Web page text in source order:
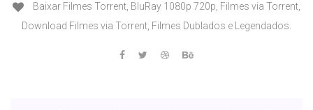
Baixar Filmes Torrent, BluRay 1080p 720p, Filmes via Torrent,
Download Filmes via Torrent, Filmes Dublados e Legendados.